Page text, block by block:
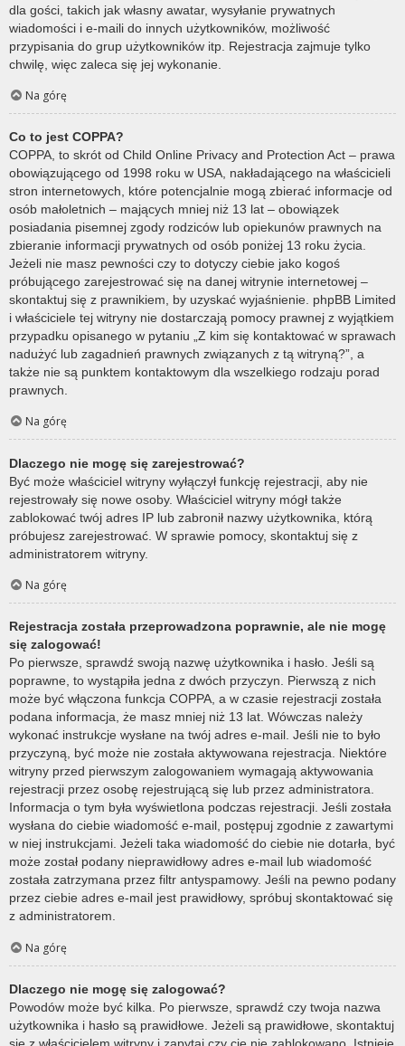
dla gości, takich jak własny awatar, wysyłanie prywatnych
wiadomości i e-maili do innych użytkowników, możliwość
przypisania do grup użytkowników itp. Rejestracja zajmuje tylko
chwilę, więc zaleca się jej wykonanie.
Na górę
Co to jest COPPA?
COPPA, to skrót od Child Online Privacy and Protection Act – prawa
obowiązującego od 1998 roku w USA, nakładającego na właścicieli
stron internetowych, które potencjalnie mogą zbierać informacje od
osób małoletnich – mających mniej niż 13 lat – obowiązek
posiadania pisemnej zgody rodziców lub opiekunów prawnych na
zbieranie informacji prywatnych od osób poniżej 13 roku życia.
Jeżeli nie masz pewności czy to dotyczy ciebie jako kogoś
próbującego zarejestrować się na danej witrynie internetowej –
skontaktuj się z prawnikiem, by uzyskać wyjaśnienie. phpBB Limited
i właściciele tej witryny nie dostarczają pomocy prawnej z wyjątkiem
przypadku opisanego w pytaniu „Z kim się kontaktować w sprawach
nadużyć lub zagadnień prawnych związanych z tą witryną?”, a
także nie są punktem kontaktowym dla wszelkiego rodzaju porad
prawnych.
Na górę
Dlaczego nie mogę się zarejestrować?
Być może właściciel witryny wyłączył funkcję rejestracji, aby nie
rejestrowały się nowe osoby. Właściciel witryny mógł także
zablokować twój adres IP lub zabronił nazwy użytkownika, którą
próbujesz zarejestrować. W sprawie pomocy, skontaktuj się z
administratorem witryny.
Na górę
Rejestracja została przeprowadzona poprawnie, ale nie mogę
się zalogować!
Po pierwsze, sprawdź swoją nazwę użytkownika i hasło. Jeśli są
poprawne, to wystąpiła jedna z dwóch przyczyn. Pierwszą z nich
może być włączona funkcja COPPA, a w czasie rejestracji została
podana informacja, że masz mniej niż 13 lat. Wówczas należy
wykonać instrukcje wysłane na twój adres e-mail. Jeśli nie to było
przyczyną, być może nie została aktywowana rejestracja. Niektóre
witryny przed pierwszym zalogowaniem wymagają aktywowania
rejestracji przez osobę rejestrującą się lub przez administratora.
Informacja o tym była wyświetlona podczas rejestracji. Jeśli została
wysłana do ciebie wiadomość e-mail, postępuj zgodnie z zawartymi
w niej instrukcjami. Jeżeli taka wiadomość do ciebie nie dotarła, być
może został podany nieprawidłowy adres e-mail lub wiadomość
została zatrzymana przez filtr antyspamowy. Jeśli na pewno podany
przez ciebie adres e-mail jest prawidłowy, spróbuj skontaktować się
z administratorem.
Na górę
Dlaczego nie mogę się zalogować?
Powodów może być kilka. Po pierwsze, sprawdź czy twoja nazwa
użytkownika i hasło są prawidłowe. Jeżeli są prawidłowe, skontaktuj